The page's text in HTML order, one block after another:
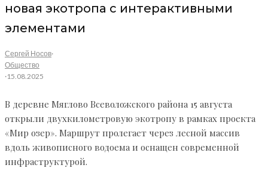
новая экотропа с интерактивными
элементами
Сергей Носов·
Общество
·15.08.2025
В деревне Мяглово Всеволожского района 15 августа
открыли двухкилометровую экотропу в рамках проекта
«Мир озер». Маршрут пролегает через лесной массив
вдоль живописного водоема и оснащен современной
инфраструктурой.